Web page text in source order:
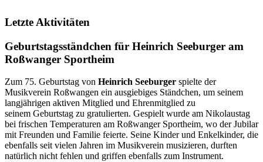
Letzte Aktivitäten
Geburtstagsständchen für Heinrich Seeburger am
Roßwanger Sportheim
Zum 75. Geburtstag von Heinrich Seeburger spielte der
Musikverein Roßwangen ein ausgiebiges Ständchen, um seinem
langjährigen aktiven Mitglied und Ehrenmitglied zu
seinem Geburtstag zu gratulierten. Gespielt wurde am Nikolaustag
bei frischen Temperaturen am Roßwanger Sportheim, wo der Jubilar
mit Freunden und Familie feierte. Seine Kinder und Enkelkinder, die
ebenfalls seit vielen Jahren im Musikverein musizieren, durften
natürlich nicht fehlen und griffen ebenfalls zum Instrument.